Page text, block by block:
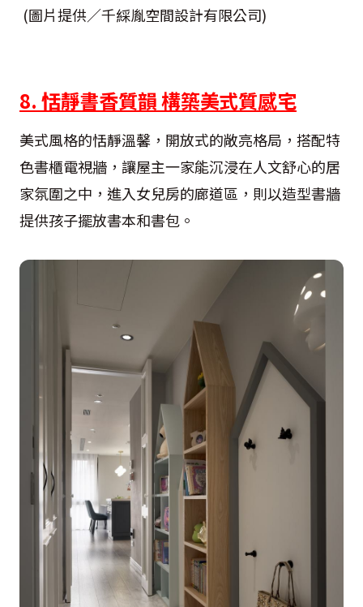
(圖片提供／千綵胤空間設計有限公司)
8. 恬靜書香質韻 構築美式質感宅
美式風格的恬靜溫馨，開放式的敞亮格局，搭配特
色書櫃電視牆，讓屋主一家能沉浸在人文舒心的居
家氛圍之中，進入女兒房的廊道區，則以造型書牆
提供孩子擺放書本和書包。